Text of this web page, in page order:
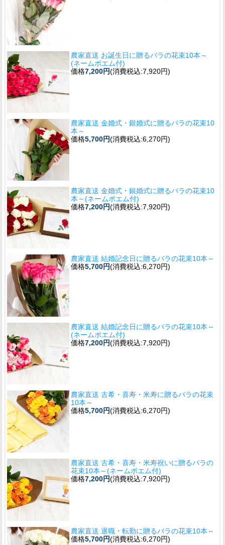
農家直送 お誕生日に贈るバラの花束10本～
(ネームポエム付)
価格7,200円(消費税込:7,920円)
農家直送 金婚式・銀婚式に贈るバラの花束10
本～
価格5,700円(消費税込:6,270円)
農家直送 金婚式・銀婚式に贈るバラの花束10
本～(ネームポエム付)
価格7,200円(消費税込:7,920円)
農家直送 結婚記念日に贈るバラの花束10本～
価格5,700円(消費税込:6,270円)
農家直送 結婚記念日に贈るバラの花束10本～
(ネームポエム付)
価格7,200円(消費税込:7,920円)
農家直送 古希・喜寿・米寿に贈るバラの花束
10本～
価格5,700円(消費税込:6,270円)
農家直送 古希・喜寿・米寿祝いに贈るバラの
花束10本～(ネームポエム付)
価格7,200円(消費税込:7,920円)
農家直送 退職・転勤に贈るバラの花束10本～
価格5,700円(消費税込:6,270円)